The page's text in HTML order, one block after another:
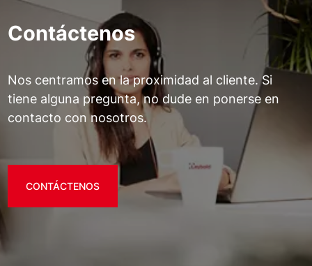
Contáctenos
Nos centramos en la proximidad al cliente. Si
tiene alguna pregunta, no dude en ponerse en
contacto con nosotros.
CONTÁCTENOS